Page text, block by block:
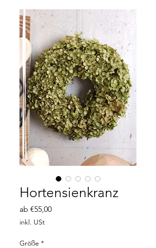
Hortensienkranz
ab €55,00Sale-
inkl. USt
Größe *